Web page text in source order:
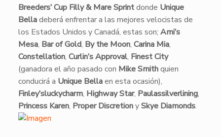
Breeders’ Cup Filly & Mare Sprintdonde Unique
Belladeberá enfrentar a las mejores velocistas de
los Estados Unidos y Canadá, estas son; Ami’s
Mesa, Bar of Gold, By the Moon, Carina Mia,
Constellation, Curlin’s Approval, Finest City
(ganadora el año pasado con Mike Smithquien
conducirá a Unique Bellaen esta ocasión),
Finley’sluckycharm, Highway Star, Paulassilverlining,
Princess Karen, Proper DiscretionySkye Diamonds.